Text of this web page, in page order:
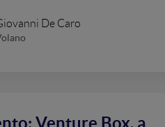
De Caro
Venture Box, a